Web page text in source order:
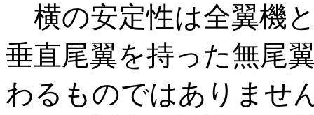
横の安定性は全翼機
垂直尾翼を持った無尾
わるものではありませ